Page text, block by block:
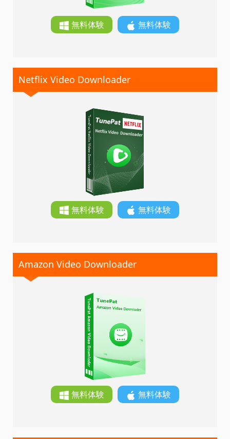
無料体験 無料体験
Netflix Video Downloader
無料体験 無料体験
Amazon Video Downloader
無料体験 無料体験